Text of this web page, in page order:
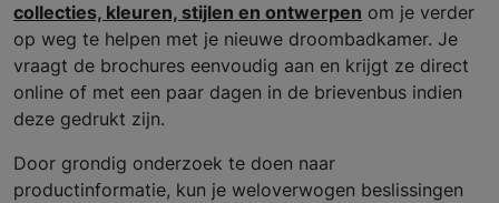
collecties, kleuren, stijlen en ontwerpen om je verder
op weg te helpen met je nieuwe droombadkamer. Je
vraagt de brochures eenvoudig aan en krijgt ze direct
online of met een paar dagen in de brievenbus indien
deze gedrukt zijn.
Door grondig onderzoek te doen naar
productinformatie, kun je weloverwogen beslissingen